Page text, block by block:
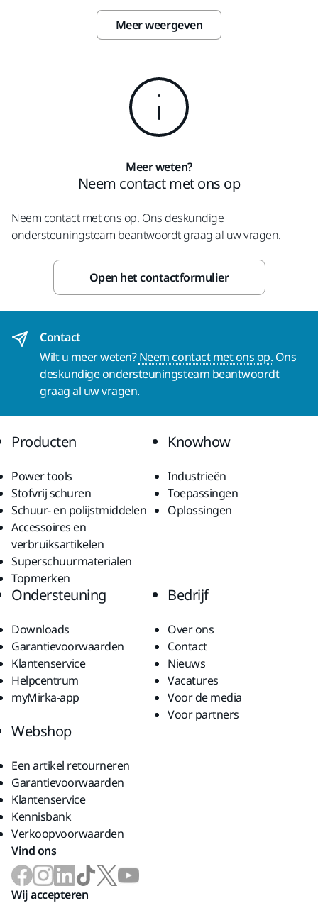
Meer weergeven
Meer weten?
Neem contact met ons op
Neem contact met ons op. Ons deskundige
ondersteuningsteam beantwoordt graag al uw vragen.
Open het contactformulier
Contact
Wilt u meer weten?Neem contact met ons op. Ons
deskundige ondersteuningsteam beantwoordt
graag al uw vragen.
Producten
Power tools
Stofvrij schuren
Schuur- en polijstmiddelen
Accessoires en
verbruiksartikelen
Superschuurmaterialen
Topmerken
Knowhow
Industrieën
Toepassingen
Oplossingen
Ondersteuning
Downloads
Garantievoorwaarden
Klantenservice
Helpcentrum
myMirka-app
Bedrijf
Over ons
Contact
Nieuws
Vacatures
Voor de media
Voor partners
Webshop
Een artikel retourneren
Garantievoorwaarden
Klantenservice
Kennisbank
Verkoopvoorwaarden
Vind ons
Wij accepteren